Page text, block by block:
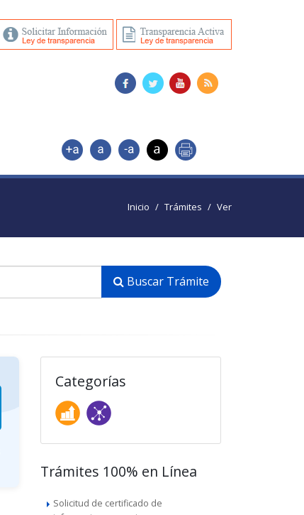
Inicio Trámites Ver
Buscar Trámite
Categorías
Trámites 100% en Línea
Solicitud de certificado de